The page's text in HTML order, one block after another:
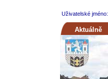
Uživatelské jméno:
Aktuálně